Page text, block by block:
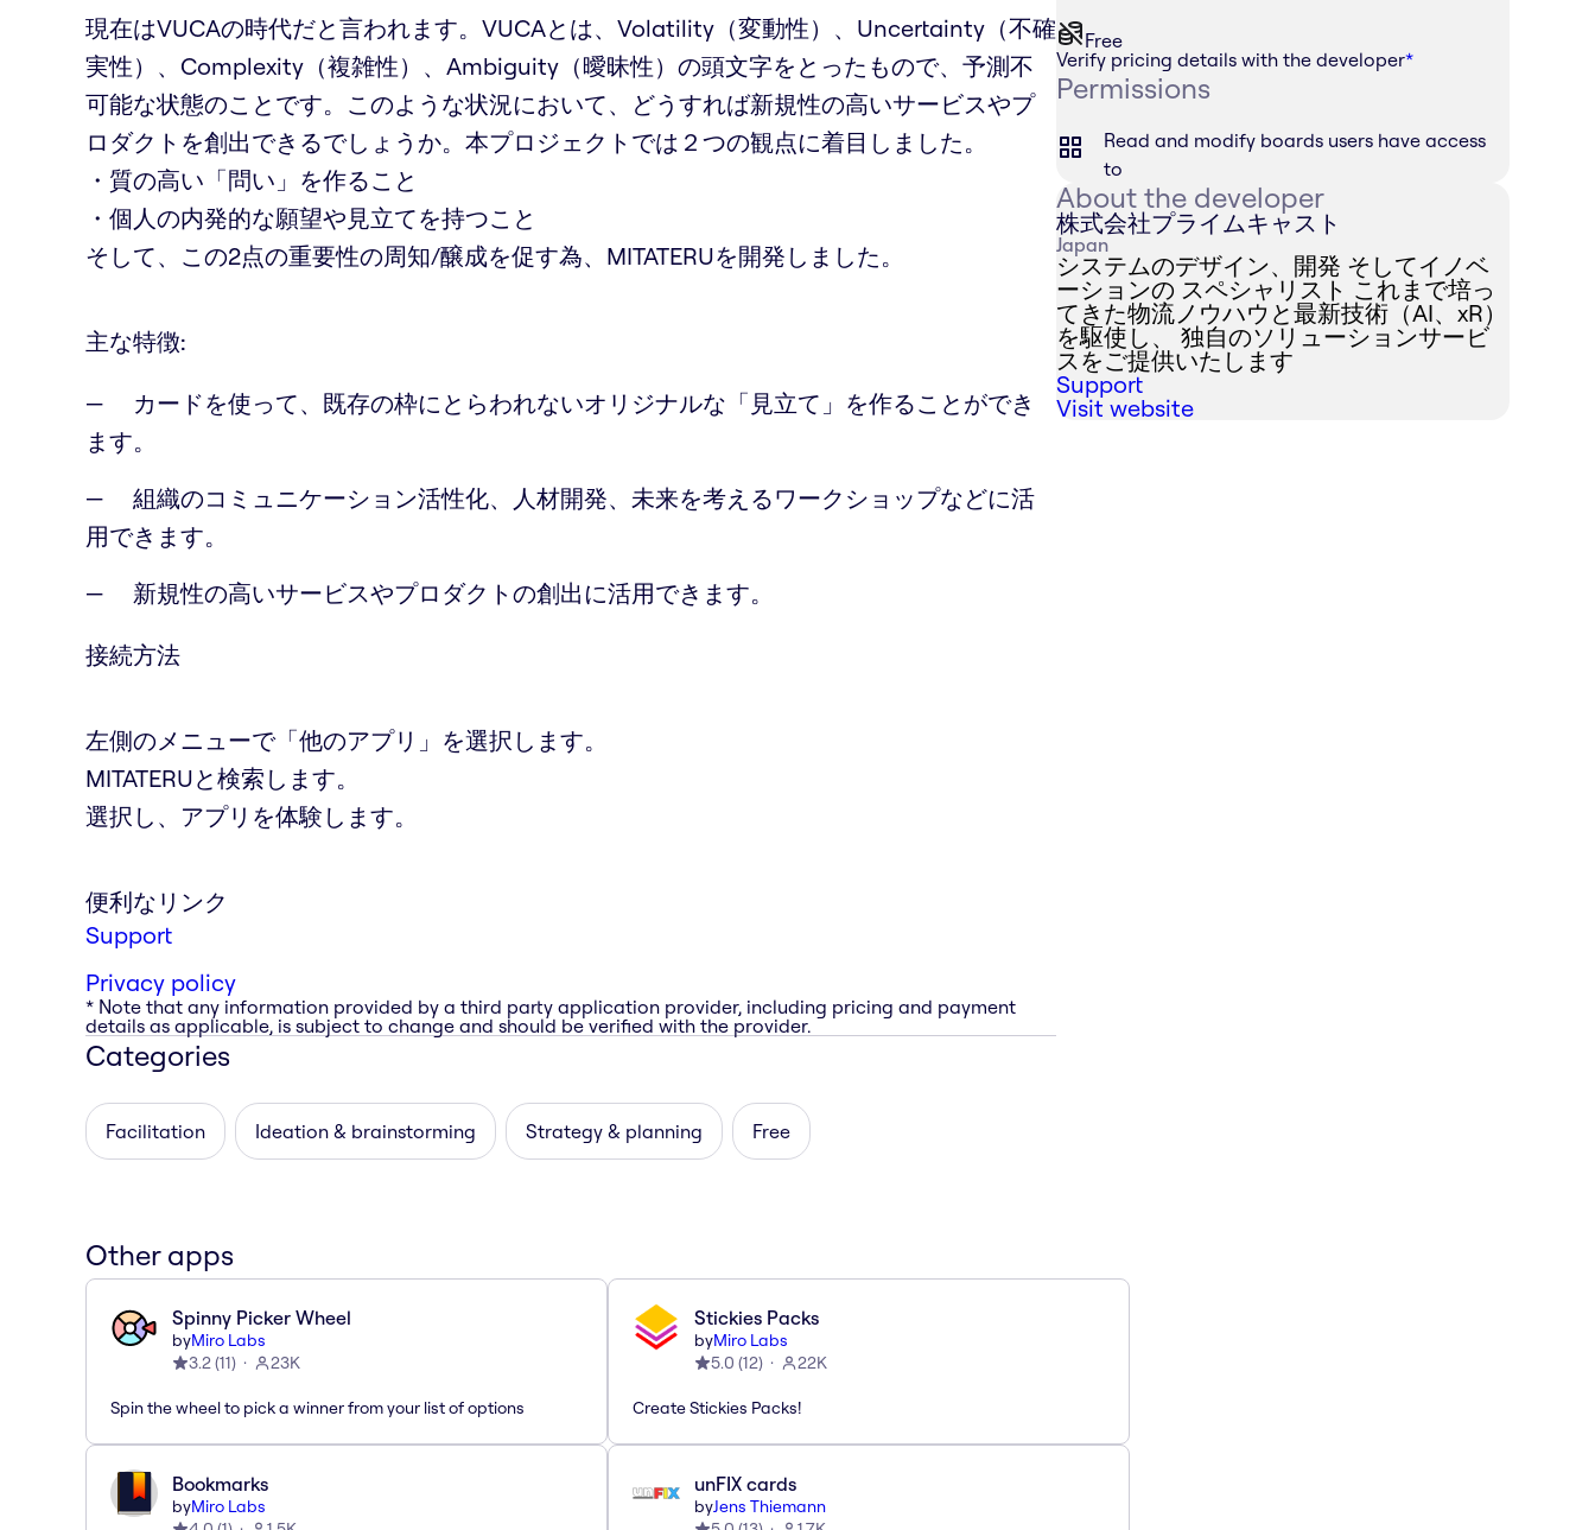
現在はVUCAの時代だと言われます。VUCAとは、Volatility（変動性）、Uncertainty（不確
実性）、Complexity（複雑性）、Ambiguity（曖昧性）の頭文字をとったもので、予測不
可能な状態のことです。このような状況において、どうすれば新規性の高いサービスやプ
ロダクトを創出できるでしょうか。本プロジェクトでは２つの観点に着目しました。
・質の高い「問い」を作ること
・個人の内発的な願望や見立てを持つこと
そして、この2点の重要性の周知/醸成を促す為、MITATERUを開発しました。
主な特徴:
カードを使って、既存の枠にとらわれないオリジナルな「見立て」を作ることができ
ます。
組織のコミュニケーション活性化、人材開発、未来を考えるワークショップなどに活
用できます。
新規性の高いサービスやプロダクトの創出に活用できます。
接続方法
左側のメニューで「他のアプリ」を選択します。
MITATERUと検索します。
選択し、アプリを体験します。
便利なリンク
Support
Privacy policy
* Note that any information provided by a third party application provider, including pricing and payment
details as applicable, is subject to change and should be verified with the provider.
Categories
Facilitation Ideation & brainstorming Strategy & planning Free
Free
Verify pricing details with the developer*
Permissions
Read and modify boards users have access
to
About the developer
株式会社プライムキャスト
Japan
システムのデザイン、開発 そしてイノベ
ーションの スペシャリスト これまで培っ
てきた物流ノウハウと最新技術（AI、xR）
を駆使し、 独自のソリューションサービ
スをご提供いたします
Support
Visit website
Other apps
Spinny Picker Wheel
byMiro Labs
3.2(11) 23K
Spin the wheel to pick a winner from your list of options
Stickies Packs
byMiro Labs
5.0 (12) 22K
Create Stickies Packs!
Bookmarks
byMiro Labs
unFIX cards
byJens Thiemann